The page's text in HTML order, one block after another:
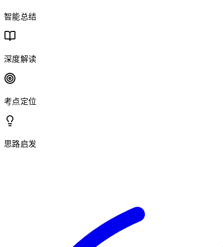
智能总结
深度解读
考点定位
思路启发